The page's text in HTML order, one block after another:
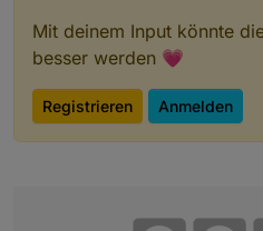
Mit deinem Input könnte
besser werden 💗
Registrieren Anmelden